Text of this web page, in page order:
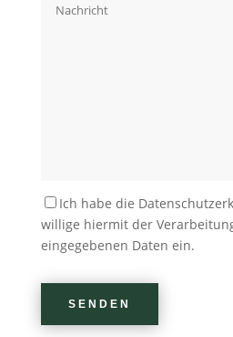
Bitte lasse dieses Feld leer.
Ich habe die
willige hiermit der
eingegebenen Daten ein.